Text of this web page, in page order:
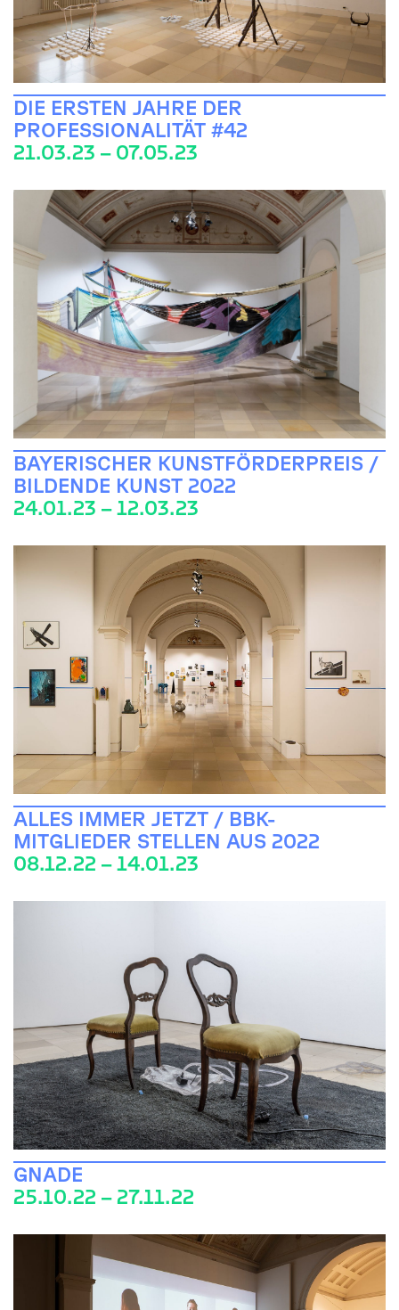
DIE ERSTEN JAHRE DER
PROFESSIONALITÄT #42
21.03.23 – 07.05.23
BAYERISCHER KUNSTFÖRDERPREIS /
BILDENDE KUNST 2022
24.01.23 – 12.03.23
ALLES IMMER JETZT / BBK-
MITGLIEDER STELLEN AUS 2022
08.12.22 – 14.01.23
GNADE
25.10.22 – 27.11.22